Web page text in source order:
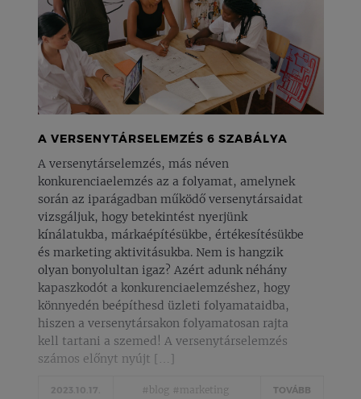
A VERSENYTÁRSELEMZÉS 6 SZABÁLYA
A versenytárselemzés, más néven
konkurenciaelemzés az a folyamat, amelynek
során az iparágadban működő versenytársaidat
vizsgáljuk, hogy betekintést nyerjünk
kínálatukba, márkaépítésükbe, értékesítésükbe
és marketing aktivitásukba. Nem is hangzik
olyan bonyolultan igaz? Azért adunk néhány
kapaszkodót a konkurenciaelemzéshez, hogy
könnyedén beépíthesd üzleti folyamataidba,
hiszen a versenytársakon folyamatosan rajta
kell tartani a szemed! A versenytárselemzés
számos előnyt nyújt […]
2023.10.17. #blog #marketing TOVÁBB